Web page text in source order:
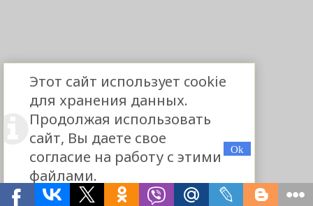
Этот сайт использует cookie
для хранения данных.
Продолжая использовать
сайт, Вы даете свое
согласие на работу с этими
файлами.